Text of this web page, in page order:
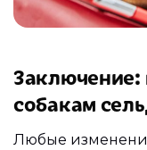
Заключение:
собакам
Любые